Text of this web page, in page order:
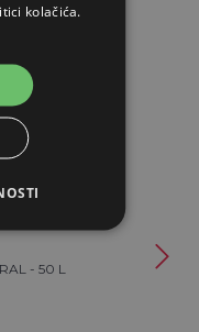
- 50 L
kolačića.